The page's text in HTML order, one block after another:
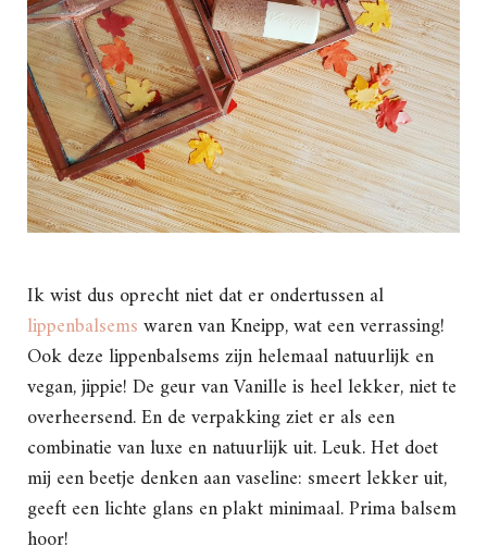
Ik wist dus oprecht niet dat er ondertussen al
lippenbalsemswaren van Kneipp, wat een verrassing!
Ook deze lippenbalsems zijn helemaal natuurlijk en
vegan, jippie! De geur van Vanille is heel lekker, niet te
overheersend. En de verpakking ziet er als een
combinatie van luxe en natuurlijk uit. Leuk. Het doet
mij een beetje denken aan vaseline: smeert lekker uit,
geeft een lichte glans en plakt minimaal. Prima balsem
hoor!